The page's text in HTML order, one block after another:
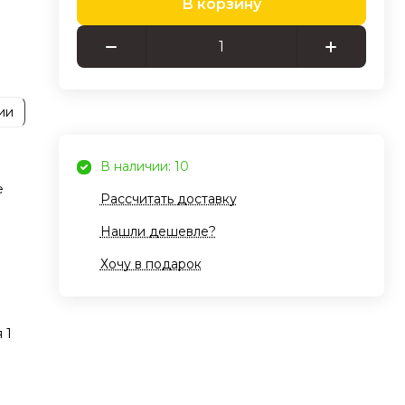
В корзину
В наличии: 10
Рассчитать доставку
Нашли дешевле?
Хочу в подарок